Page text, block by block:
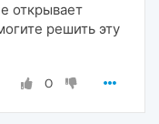
открывает
решить эту
0